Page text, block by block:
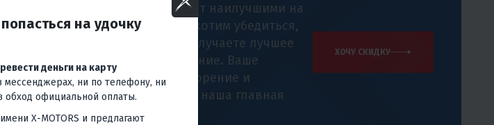
цены будут наилучшими на
рынке, и хотим убедиться,
что вы получаете лучшее
предложение. Ваше
удовлетворение и
доверие - наша главная
цель.
ХОЧУ СКИДКУ
на удочку
деньги на карту
мессенджерах, ни по телефону, ни
официальной оплаты.
X-MOTORS и предлагают